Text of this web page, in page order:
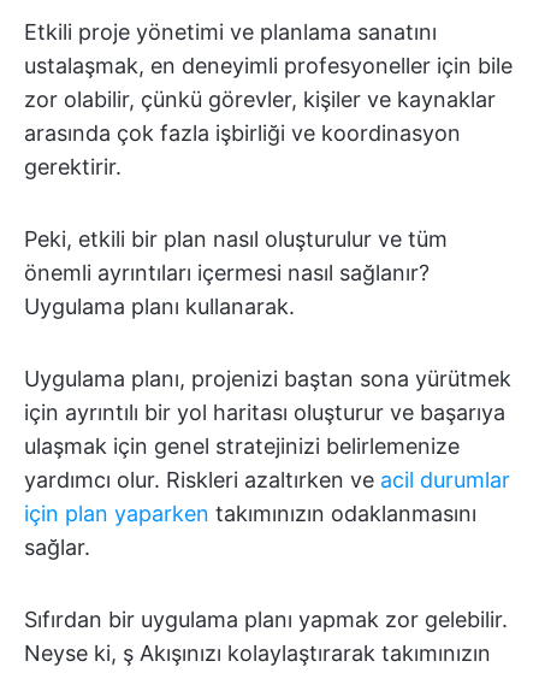
Etkili proje yönetimi ve planlama sanatını
ustalaşmak, en deneyimli profesyoneller için bile
zor olabilir, çünkü görevler, kişiler ve kaynaklar
arasında çok fazla işbirliği ve koordinasyon
gerektirir.
Peki, etkili bir plan nasıl oluşturulur ve tüm
önemli ayrıntıları içermesi nasıl sağlanır?
Uygulama planı kullanarak.
Uygulama planı, projenizi baştan sona yürütmek
için ayrıntılı bir yol haritası oluşturur ve başarıya
ulaşmak için genel stratejinizi belirlemenize
yardımcı olur. Riskleri azaltırken ve acil durumlar
için plan yaparken takımınızın odaklanmasını
sağlar.
Sıfırdan bir uygulama planı yapmak zor gelebilir.
Neyse ki, ş Akışınızı kolaylaştırarak takımınızın